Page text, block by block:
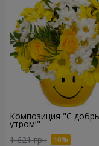
Композиция "С
утром!"
1 621 грн